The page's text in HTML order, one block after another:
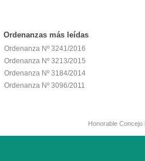
Ordenanzas más leídas
Ordenanza Nº 3241/2016
Ordenanza Nº 3213/2015
Ordenanza Nº 3184/2014
Ordenanza Nº 3096/2011
Honorable